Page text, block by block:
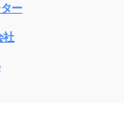
ー
社